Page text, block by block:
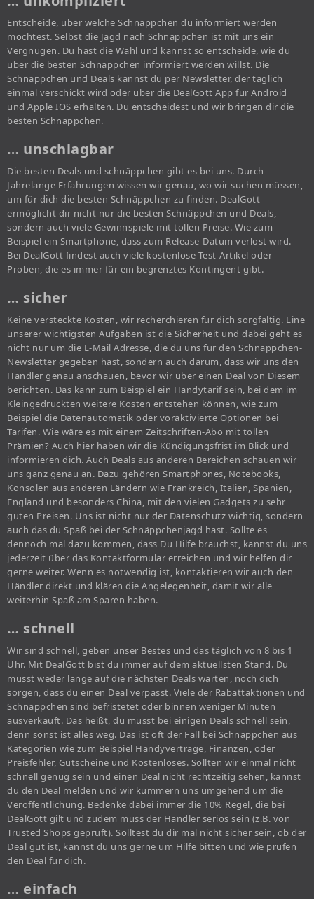
Entscheide, über welche Schnäppchen du informiert werden
möchtest. Selbst die Jagd nach Schnäppchen ist mit uns ein
Vergnügen. Du hast die Wahl und kannst so entscheide, wie du
über die besten Schnäppchen informiert werden willst. Die
Schnäppchen und Deals kannst du per Newsletter, der täglich
einmal verschickt wird oder über die DealGott App für Android
und Apple IOS erhalten. Du entscheidest und wir bringen dir die
besten Schnäppchen.
… unschlagbar
Die besten Deals und schnäppchen gibt es bei uns. Durch
Jahrelange Erfahrungen wissen wir genau, wo wir suchen müssen,
um für dich die besten Schnäppchen zu finden. DealGott
ermöglicht dir nicht nur die besten Schnäppchen und Deals,
sondern auch viele Gewinnspiele mit tollen Preise. Wie zum
Beispiel ein Smartphone, dass zum Release-Datum verlost wird.
Bei DealGott findest auch viele kostenlose Test-Artikel oder
Proben, die es immer für ein begrenztes Kontingent gibt.
… sicher
Keine versteckte Kosten, wir recherchieren für dich sorgfältig. Eine
unserer wichtigsten Aufgaben ist die Sicherheit und dabei geht es
nicht nur um die E-Mail Adresse, die du uns für den Schnäppchen-
Newsletter gegeben hast, sondern auch darum, dass wir uns den
Händler genau anschauen, bevor wir über einen Deal von Diesem
berichten. Das kann zum Beispiel ein Handytarif sein, bei dem im
Kleingedruckten weitere Kosten entstehen können, wie zum
Beispiel die Datenautomatik oder voraktivierte Optionen bei
Tarifen. Wie wäre es mit einem Zeitschriften-Abo mit tollen
Prämien? Auch hier haben wir die Kündigungsfrist im Blick und
informieren dich. Auch Deals aus anderen Bereichen schauen wir
uns ganz genau an. Dazu gehören Smartphones, Notebooks,
Konsolen aus anderen Ländern wie Frankreich, Italien, Spanien,
England und besonders China, mit den vielen Gadgets zu sehr
guten Preisen. Uns ist nicht nur der Datenschutz wichtig, sondern
auch das du Spaß bei der Schnäppchenjagd hast. Sollte es
dennoch mal dazu kommen, dass Du Hilfe brauchst, kannst du uns
jederzeit über das Kontaktformular erreichen und wir helfen dir
gerne weiter. Wenn es notwendig ist, kontaktieren wir auch den
Händler direkt und klären die Angelegenheit, damit wir alle
weiterhin Spaß am Sparen haben.
… schnell
Wir sind schnell, geben unser Bestes und das täglich von 8 bis 1
Uhr. Mit DealGott bist du immer auf dem aktuellsten Stand. Du
musst weder lange auf die nächsten Deals warten, noch dich
sorgen, dass du einen Deal verpasst. Viele der Rabattaktionen und
Schnäppchen sind befristetet oder binnen weniger Minuten
ausverkauft. Das heißt, du musst bei einigen Deals schnell sein,
denn sonst ist alles weg. Das ist oft der Fall bei Schnäppchen aus
Kategorien wie zum Beispiel Handyverträge, Finanzen, oder
Preisfehler, Gutscheine und Kostenloses. Sollten wir einmal nicht
schnell genug sein und einen Deal nicht rechtzeitig sehen, kannst
du den Deal melden und wir kümmern uns umgehend um die
Veröffentlichung. Bedenke dabei immer die 10% Regel, die bei
DealGott gilt und zudem muss der Händler seriös sein (z.B. von
Trusted Shops geprüft). Solltest du dir mal nicht sicher sein, ob der
Deal gut ist, kannst du uns gerne um Hilfe bitten und wie prüfen
den Deal für dich.
… einfach